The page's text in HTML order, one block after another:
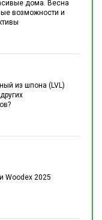
дома. Весна
возможности и
из шпона (LVL)
Woodex 2025